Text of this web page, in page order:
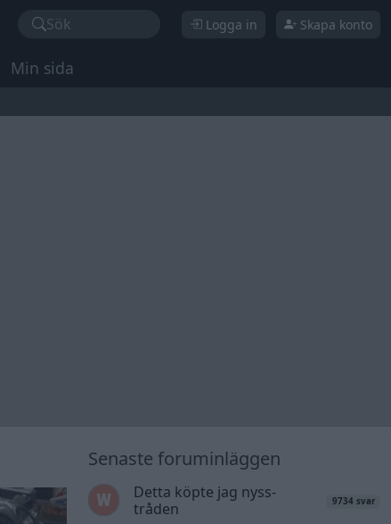
Sök Logga in Skapa konto
Min sida
Senaste foruminläggen
Detta köpte jag nyss-
tråden
9734 svar